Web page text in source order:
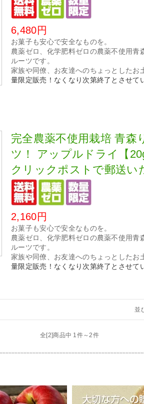
6,480円
お菓子も安心で安全なものを。
農薬ゼロ、化学肥料ゼロの農薬不使用青
ルーツです。
家族や同僚、お友達へのちょっとしたお
量限定販売！なくなり次第終了とさせて
完全農薬不使用栽培 青森
ツ！ アップルドライ【
クリックポストで郵送い
2,160円
お菓子も安心で安全なものを。
農薬ゼロ、化学肥料ゼロの農薬不使用青
ルーツです。
家族や同僚、お友達へのちょっとしたお
量限定販売！なくなり次第終了とさせて
並
全[2]商品中 1件～2件